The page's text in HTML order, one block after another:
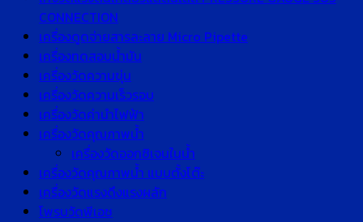
CONNECTION
เครื่องดูดจ่ายสารละลาย Micro Pipette
เครื่องทดสอบน้ำมัน
เครื่องวัดความขุ่น
เครื่องวัดความเร็วรอบ
เครื่องวัดค่านำไฟฟ้า
เครื่องวัดคุณภาพน้ำ
เครื่องวัดออกซิเจนในน้ำ
เครื่องวัดคุณภาพน้ำ แบบตั้งโต๊ะ
เครื่องวัดแรงดึงแรงผลัก
โพรบวัดพีเอช